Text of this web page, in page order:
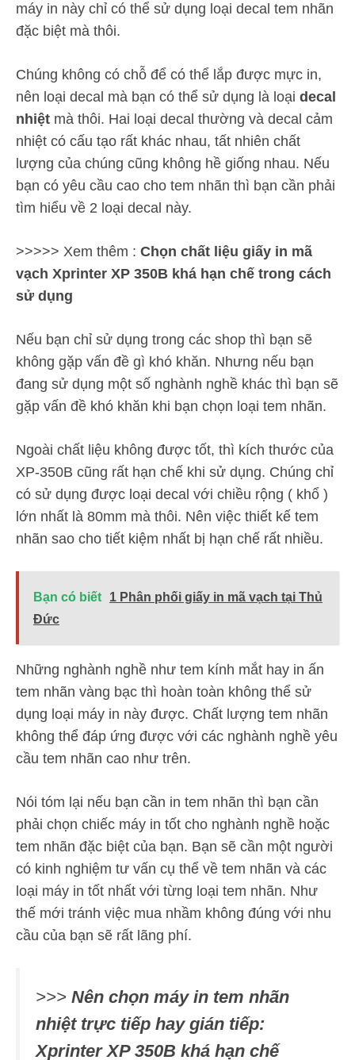
máy in này chỉ có thể sử dụng loại decal tem nhãn
đặc biệt mà thôi.
Chúng không có chỗ để có thể lắp được mực in,
nên loại decal mà bạn có thể sử dụng là loại decal
nhiệt mà thôi. Hai loại decal thường và decal cảm
nhiệt có cấu tạo rất khác nhau, tất nhiên chất
lượng của chúng cũng không hề giống nhau. Nếu
bạn có yêu cầu cao cho tem nhãn thì bạn cần phải
tìm hiểu về 2 loại decal này.
>>>>> Xem thêm : Chọn chất liệu giấy in mã
vạch Xprinter XP 350B khá hạn chế trong cách
sử dụng
Nếu bạn chỉ sử dụng trong các shop thì bạn sẽ
không gặp vấn đề gì khó khăn. Nhưng nếu bạn
đang sử dụng một số nghành nghề khác thì bạn sẽ
gặp vấn đề khó khăn khi bạn chọn loại tem nhãn.
Ngoài chất liệu không được tốt, thì kích thước của
XP-350B cũng rất hạn chế khi sử dụng. Chúng chỉ
có sử dụng được loại decal với chiều rộng ( khổ )
lớn nhất là 80mm mà thôi. Nên việc thiết kế tem
nhãn sao cho tiết kiệm nhất bị hạn chế rất nhiều.
Bạn có biết
1 Phân phối giấy in mã vạch tại Thủ
Đức
Những nghành nghề như tem kính mắt hay in ấn
tem nhãn vàng bạc thì hoàn toàn không thể sử
dụng loại máy in này được. Chất lượng tem nhãn
không thể đáp ứng được với các nghành nghề yêu
cầu tem nhãn cao như trên.
Nói tóm lại nếu bạn cần in tem nhãn thì bạn cần
phải chọn chiếc máy in tốt cho nghành nghề hoặc
tem nhãn đặc biệt của bạn. Bạn sẽ cần một người
có kinh nghiệm tư vấn cụ thể về tem nhãn và các
loại máy in tốt nhất với từng loại tem nhãn. Như
thế mới tránh việc mua nhầm không đúng với nhu
cầu của bạn sẽ rất lãng phí.
>>> Nên chọn máy in tem nhãn
nhiệt trực tiếp hay gián tiếp:
Xprinter XP 350B khá hạn chế